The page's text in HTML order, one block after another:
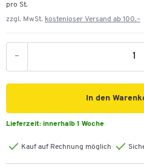
pro St.
zzgl. MwSt. kostenloser Versand ab 100.–
-
In den
Lieferzeit: innerhalb 1 Woche
Kauf auf Rechnung möglich